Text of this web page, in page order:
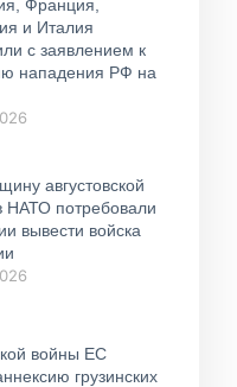
Франция,
и Италия
с заявлением к
нападения РФ на
августовской
НАТО потребовали
вывести войска
войны ЕС
грузинских